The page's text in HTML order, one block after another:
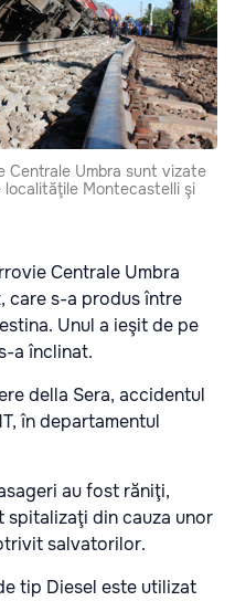
Centrale Umbra sunt vizate
Montecastelli şi
Centrale Umbra
care s-a produs între
Unul a ieşit de pe
a înclinat.
della Sera, accidentul
în departamentul
au fost răniţi,
din cauza unor
salvatorilor.
tip Diesel este utilizat